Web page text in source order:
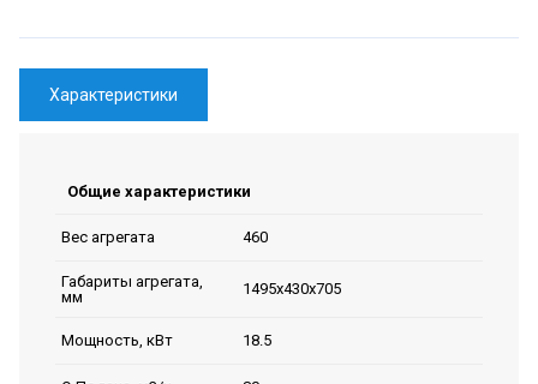
Характеристики
Общие характеристики
Вес агрегата 460
Габариты агрегата,
мм
1495х430х705
Мощность, кВт 18.5